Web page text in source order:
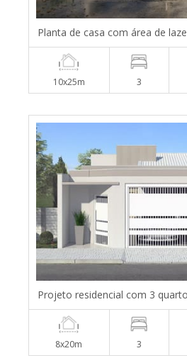
Planta de casa com área de
10x25m 3
Projeto residencial com 3
8x20m 3